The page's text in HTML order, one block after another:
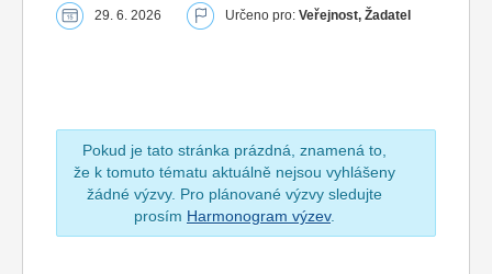
29. 6. 2026 Určeno pro: Veřejnost, Žadatel
Pokud je tato stránka prázdná, znamená to,
že k tomuto tématu aktuálně nejsou vyhlášeny
žádné výzvy. Pro plánované výzvy sledujte
prosím Harmonogram výzev.